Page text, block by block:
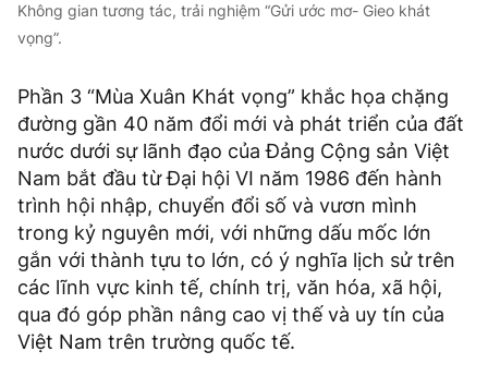
Không gian tương tác, trải nghiệm “Gửi ước mơ- Gieo khát
vọng”.
Phần 3 “Mùa Xuân Khát vọng” khắc họa chặng
đường gần 40 năm đổi mới và phát triển của đất
nước dưới sự lãnh đạo của Đảng Cộng sản Việt
Nam bắt đầu từ Đại hội VI năm 1986 đến hành
trình hội nhập, chuyển đổi số và vươn mình
trong kỷ nguyên mới, với những dấu mốc lớn
gắn với thành tựu to lớn, có ý nghĩa lịch sử trên
các lĩnh vực kinh tế, chính trị, văn hóa, xã hội,
qua đó góp phần nâng cao vị thế và uy tín của
Việt Nam trên trường quốc tế.